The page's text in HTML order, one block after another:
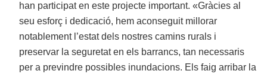
han participat en este projecte important. «Gràcies al
seu esforç i dedicació, hem aconseguit millorar
notablement l’estat dels nostres camins rurals i
preservar la seguretat en els barrancs, tan necessaris
per a previndre possibles inundacions. Els faig arribar la